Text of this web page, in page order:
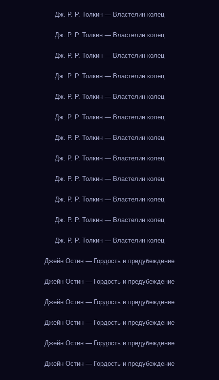
Дж. Р. Р. Толкин — Властелин колец
Дж. Р. Р. Толкин — Властелин колец
Дж. Р. Р. Толкин — Властелин колец
Дж. Р. Р. Толкин — Властелин колец
Дж. Р. Р. Толкин — Властелин колец
Дж. Р. Р. Толкин — Властелин колец
Дж. Р. Р. Толкин — Властелин колец
Дж. Р. Р. Толкин — Властелин колец
Дж. Р. Р. Толкин — Властелин колец
Дж. Р. Р. Толкин — Властелин колец
Дж. Р. Р. Толкин — Властелин колец
Дж. Р. Р. Толкин — Властелин колец
Джейн Остин — Гордость и предубеждение
Джейн Остин — Гордость и предубеждение
Джейн Остин — Гордость и предубеждение
Джейн Остин — Гордость и предубеждение
Джейн Остин — Гордость и предубеждение
Джейн Остин — Гордость и предубеждение